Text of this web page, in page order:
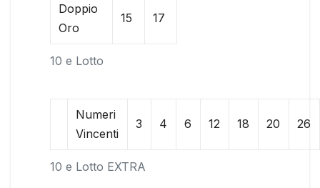
10 e Lotto
Doppio
Oro
15 17
10 e Lotto EXTRA
Numeri
Vincenti
3 4 6 12 18 20 26